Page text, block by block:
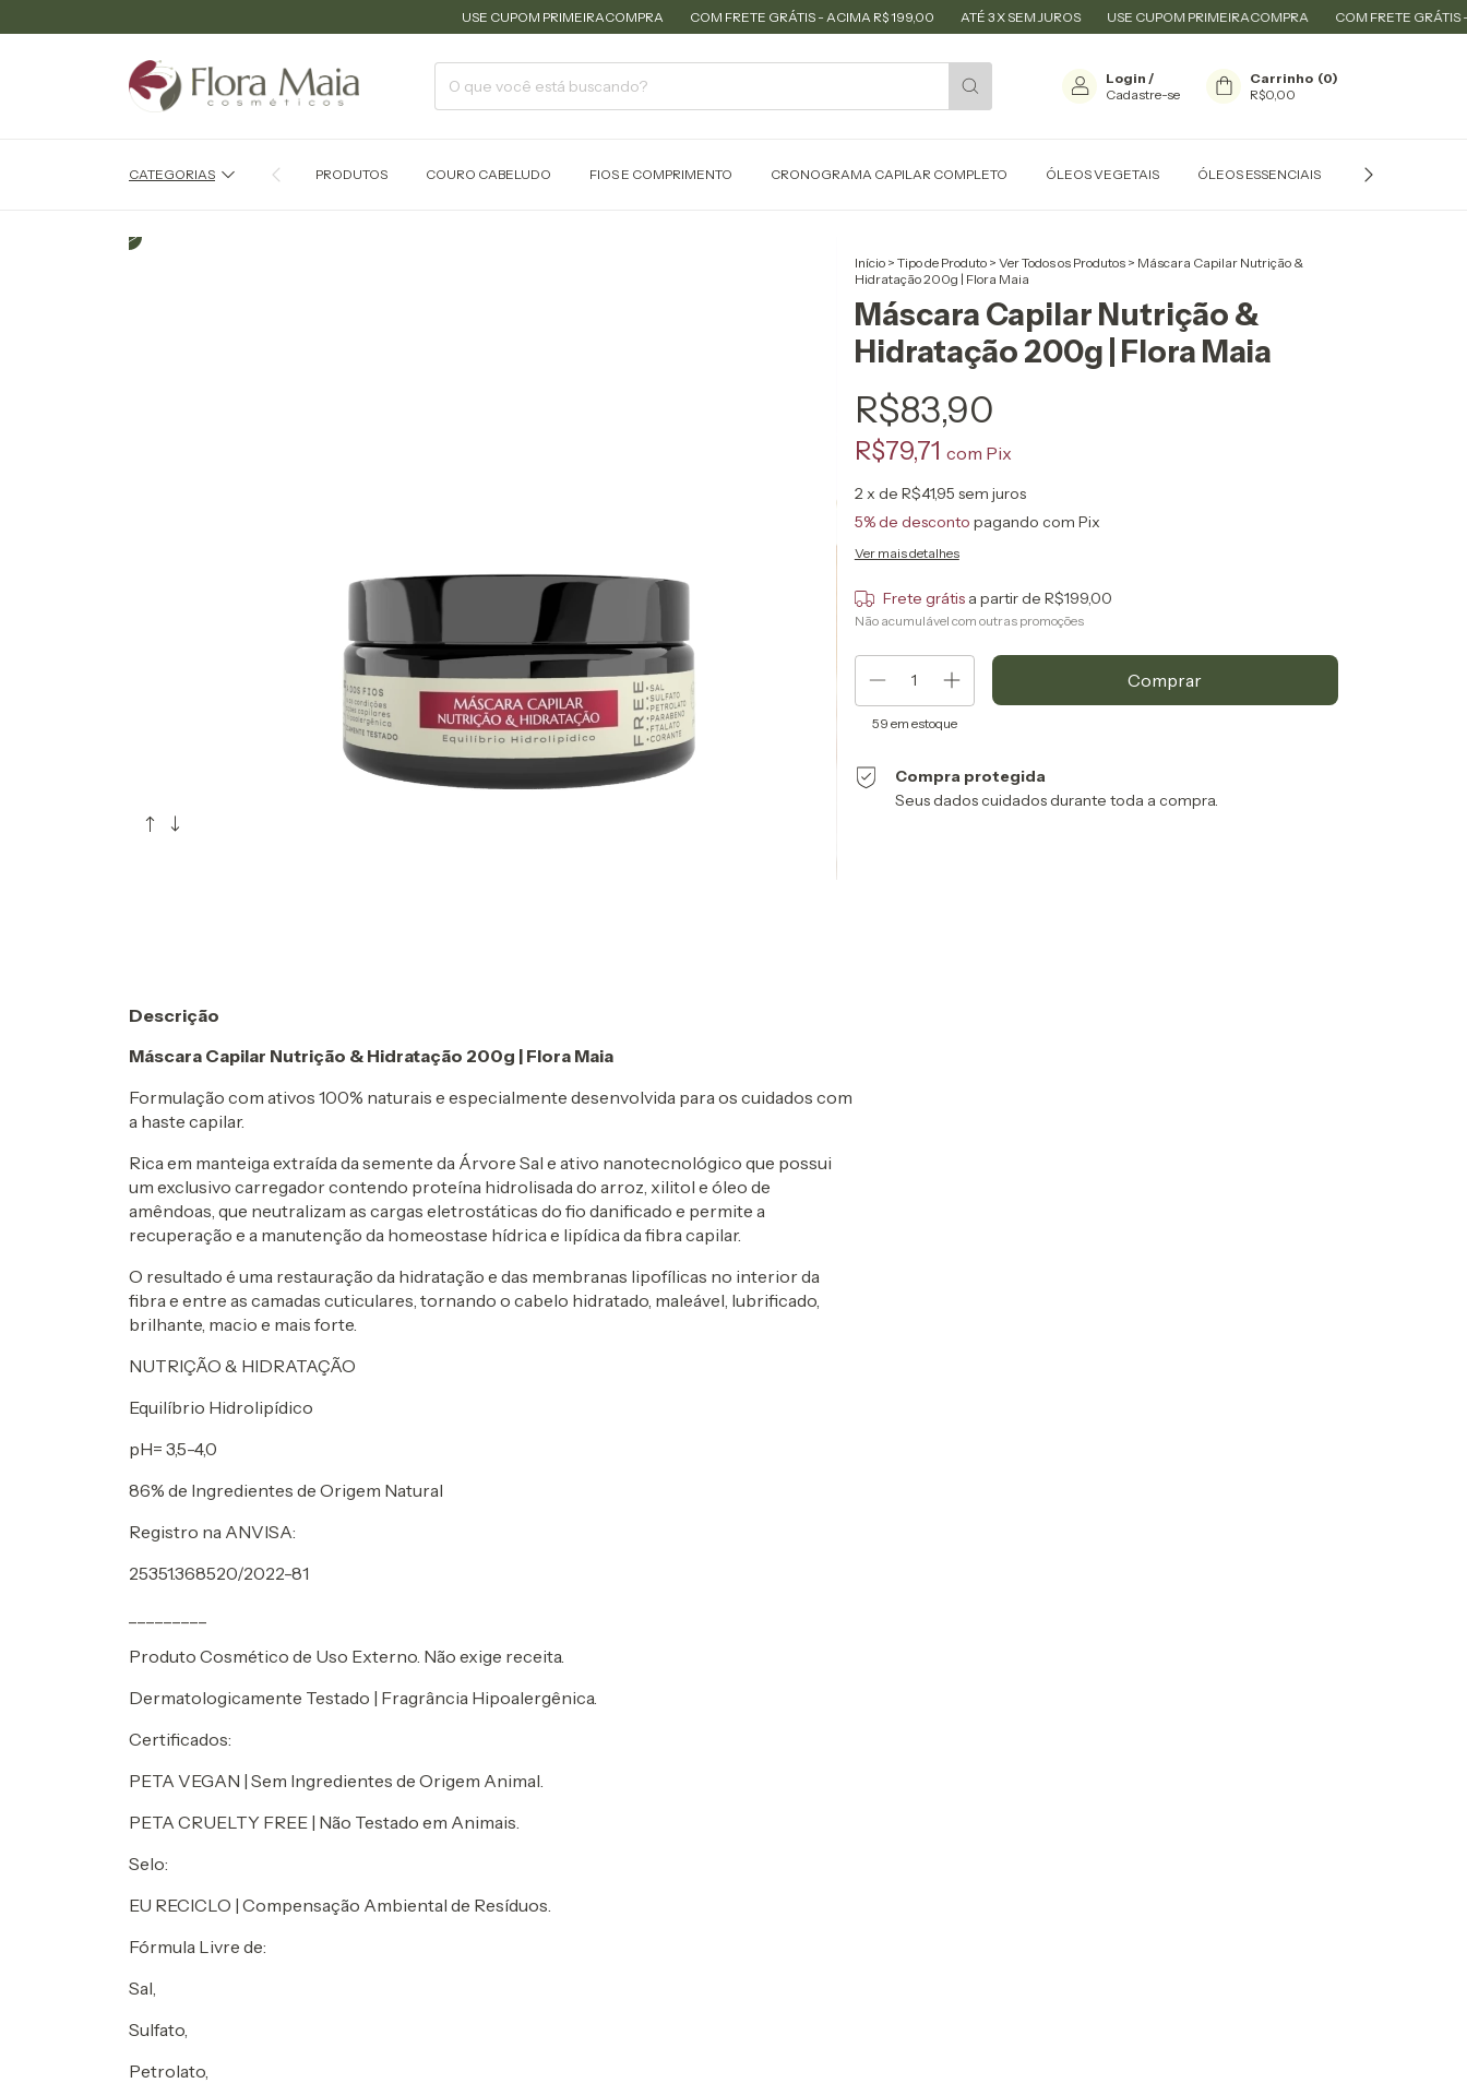
USE CUPOM PRIMEIRACOMPRA COM FRETE GRÁTIS - ACIMA R$ 199,00 ATÉ 3 X SEM JUROS USE CUPOM PRIMEIRACOMPRA COM FRETE GRÁTIS - ACIMA
Login /
Cadastre-se
Carrinho (0)
R$0,00
CATEGORIAS PRODUTOS COURO CABELUDO FIOS E COMPRIMENTO CRONOGRAMA CAPILAR COMPLETO ÓLEOS VEGETAIS ÓLEOS ESSENCIAIS CARREADORES
Início > Tipo de Produto > Ver Todos os Produtos > Máscara Capilar Nutrição &
Hidratação 200g | Flora Maia
Máscara Capilar Nutrição &
Hidratação 200g | Flora Maia
R$83,90
R$79,71 com Pix
2x de R$41,95 sem juros
5% de desconto pagando com Pix
Ver mais detalhes
Frete grátis a partir deR$199,00
Não acumulável com outras promoções
59 em estoque
Compra protegida
Seus dados cuidados durante toda a compra.
Descrição
Máscara Capilar Nutrição & Hidratação 200g | Flora Maia
Formulação com ativos 100% naturais e especialmente desenvolvida para os cuidados com
a haste capilar.
Rica em manteiga extraída da semente da Árvore Sal e ativo nanotecnológico que possui
um exclusivo carregador contendo proteína hidrolisada do arroz, xilitol e óleo de
amêndoas, que neutralizam as cargas eletrostáticas do fio danificado e permite a
recuperação e a manutenção da homeostase hídrica e lipídica da fibra capilar.
O resultado é uma restauração da hidratação e das membranas lipofílicas no interior da
fibra e entre as camadas cuticulares, tornando o cabelo hidratado, maleável, lubrificado,
brilhante, macio e mais forte.
NUTRIÇÃO & HIDRATAÇÃO
Equilíbrio Hidrolipídico
pH= 3,5-4,0
86% de Ingredientes de Origem Natural
Registro na ANVISA:
25351.368520/2022-81
Produto Cosmético de Uso Externo. Não exige receita.
Dermatologicamente Testado | Fragrância Hipoalergênica.
Certificados:
PETA VEGAN | Sem Ingredientes de Origem Animal.
PETA CRUELTY FREE | Não Testado em Animais.
Selo:
EU RECICLO | Compensação Ambiental de Resíduos.
Fórmula Livre de:
Sal,
Sulfato,
Petrolato,